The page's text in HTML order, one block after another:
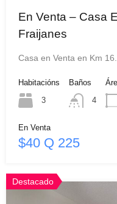
En Venta – Casa
Fraijanes
Casa en Venta en Km
Habitacións
3
Baños
4
En Venta
$40 Q 225
Destacado